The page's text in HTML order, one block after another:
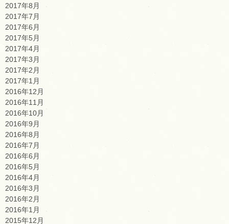
2017年8月
2017年7月
2017年6月
2017年5月
2017年4月
2017年3月
2017年2月
2017年1月
2016年12月
2016年11月
2016年10月
2016年9月
2016年8月
2016年7月
2016年6月
2016年5月
2016年4月
2016年3月
2016年2月
2016年1月
2015年12月